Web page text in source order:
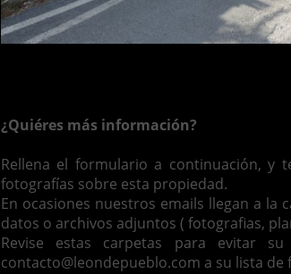
¿Quiéres más información?
Rellena el formulario a continuación, y
fotografías sobre esta propiedad.
En ocasiones nuestros emails llegan a la
datos o archivos adjuntos ( fotografias,
Revise estas carpetas para evitar
contacto@leondepueblo.com a su lista de